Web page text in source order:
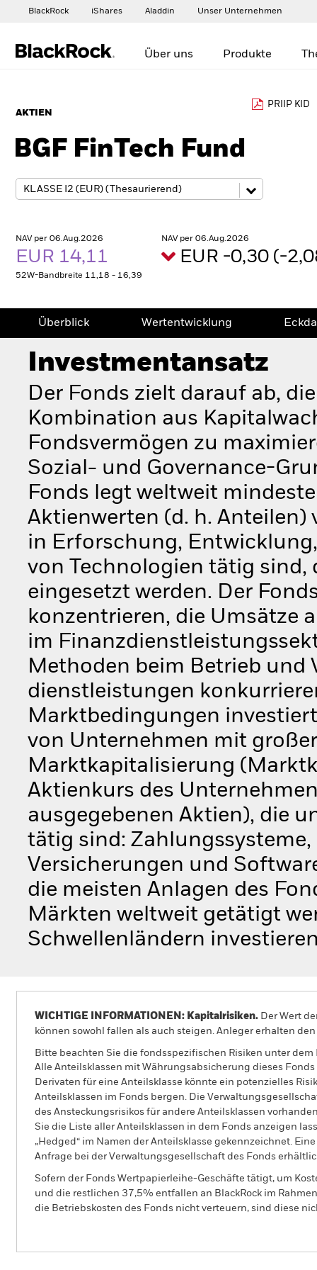
BlackRock iShares Aladdin Unser Unternehmen
Über uns Produkte
AKTIEN
PRIIP KID
BGF FinTech Fund
NAV per 06.Aug.2026
EUR 14,11
52W-Bandbreite 11,18 - 16,39
NAV per 06.Aug.2026
EUR -0,30 (-
Überblick Wertentwicklung
Investmentansatz
Der Fonds zielt darauf ab,
Kombination aus
Fondsvermögen zu
Sozial- und Governance-
Fonds legt weltweit
Aktienwerten (d. h.
in Erforschung,
von Technologien tätig
eingesetzt werden. Der
konzentrieren, die Umsätze
im
Methoden beim Betrieb und
dienstleistungen
Marktbedingungen
von Unternehmen mit
Marktkapitalisierung
Aktienkurs des
ausgegebenen Aktien), die
tätig sind:
Versicherungen und
die meisten Anlagen des
Märkten weltweit getätigt
Schwellenländern
WICHTIGE INFORMATIONEN: Kapitalrisiken. Der Wert
können sowohl fallen als auch steigen. Anleger erhalten
Bitte beachten Sie die fondsspezifischen Risiken unter dem
Alle Anteilsklassen mit Währungsabsicherung dieses
Derivaten für eine Anteilsklasse könnte ein potenzielles
Anteilsklassen im Fonds bergen. Die
des Ansteckungsrisikos für andere Anteilsklassen
Sie die Liste aller Anteilsklassen in dem Fonds anzeigen
„Hedged“ im Namen der Anteilsklasse gekennzeichnet.
Anfrage bei der Verwaltungsgesellschaft des Fonds
Sofern der Fonds Wertpapierleihe-Geschäfte tätigt, um
und die restlichen 37,5% entfallen an BlackRock im
die Betriebskosten des Fonds nicht verteuern, sind diese